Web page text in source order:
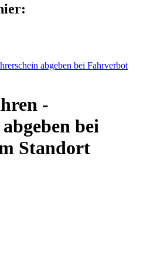
abgeben bei Fahrverbot
-
bei
Standort